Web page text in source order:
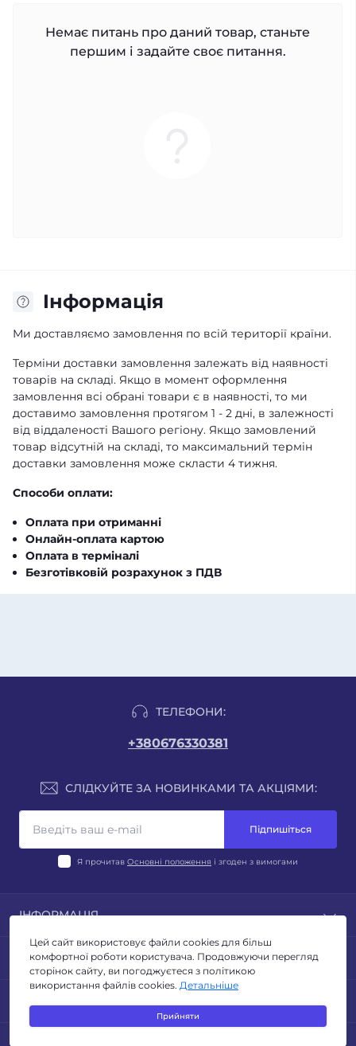
Немає питань про даний товар, станьте
першим і задайте своє питання.
Iнформація
Ми доставляємо замовлення по всій території країни.
Терміни доставки замовлення залежать від наявності
товарів на складі. Якщо в момент оформлення
замовлення всі обрані товари є в наявності, то ми
доставимо замовлення протягом 1 - 2 дні, в залежності
від віддаленості Вашого регіону. Якщо замовлений
товар відсутній на складі, то максимальний термін
доставки замовлення може скласти 4 тижня.
Способи оплати:
Оплата при отриманні
Онлайн-оплата картою
Оплата в терміналі
Безготівковій розрахунок з ПДВ
ТЕЛЕФОНИ:
+380676330381
СЛІДКУЙТЕ ЗА НОВИНКАМИ ТА АКЦІЯМИ:
Підпишіться
Я прочитав Основні положення і згоден з вимогами
ІНФОРМАЦІЯ
Блог
Відгуки
Умови повернення
Політика конфиденційності
Публічна оферта
ПОПУЛЯРНЕ
ЛІХТАРІ
ТУРИЗМ ТА КЕМПІНГ
ОСВІТЛЕННЯ
Адреса для листів: м. Київ, бульвар Миколи Руденка
Цей сайт використовує файли cookies для більш
комфортної роботи користувача. Продовжуючи перегляд
сторінок сайту, ви погоджуєтеся з політикою
використання файлів cookies. Детальніше
Прийняти